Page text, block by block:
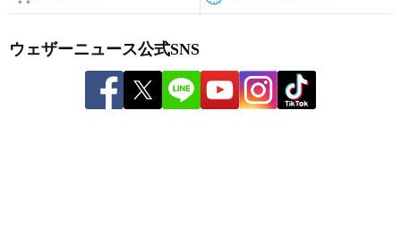
ウェザーニュース公式SNS